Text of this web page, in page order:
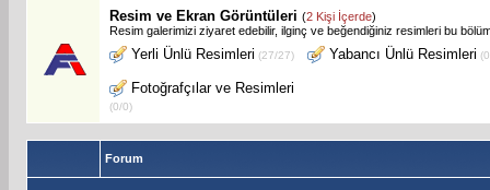
Resim ve Ekran Görüntüleri (2 Kişi İçerde)
Resim galerimizi ziyaret edebilir, ilginç ve beğendiğiniz resimleri bu
Yerli Ünlü Resimleri (27/27) Yabancı Ünlü Resimleri
Fotoğrafçılar ve Resimleri
(0/0)
Forum